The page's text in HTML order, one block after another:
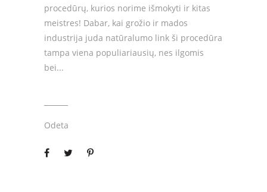
procedūrų, kurios norime išmokyti ir kitas
meistres! Dabar, kai grožio ir mados
industrija juda natūralumo link ši procedūra
tampa viena populiariausių, nes ilgomis
bei
Odeta